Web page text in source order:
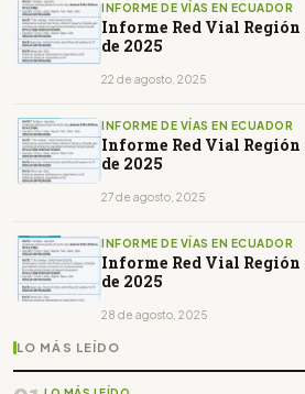
INFORME DE VÍAS EN ECUADOR
Informe Red Vial
de 2025
22 de agosto, 2025
INFORME DE VÍAS EN ECUADOR
Informe Red Vial
de 2025
27 de agosto, 2025
INFORME DE VÍAS EN ECUADOR
Informe Red Vial
de 2025
28 de agosto, 2025
LO MÁS LEÍDO